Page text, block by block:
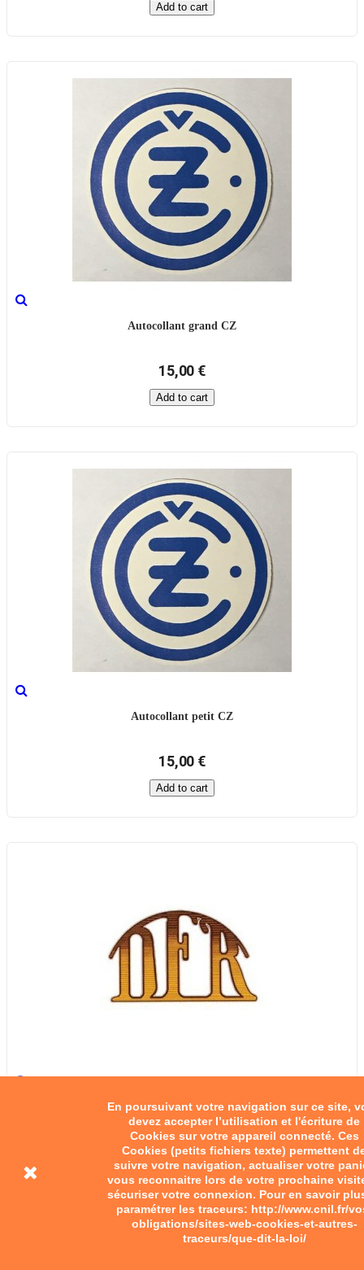
En poursuivant votre navigation sur ce site,
devez accepter l’utilisation et l'écriture de
Cookies sur votre appareil connecté. Ces
Cookies (petits fichiers texte) permettent
suivre votre navigation, actualiser votre
vous reconnaitre lors de votre prochaine
sécuriser votre connexion. Pour en savoir
paramétrer les traceurs: http://www.cnil.fr/
obligations/sites-web-cookies-et-autres-
traceurs/que-dit-la-loi/
Add to cart
Autocollant grand CZ
15,00 €
Add to cart
Autocollant petit CZ
15,00 €
Add to cart
Décalcomanie DFR
15,00 €
Add to cart